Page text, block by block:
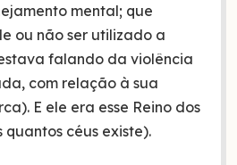
mental; que
ou não ser utilizado a
falando da violência
com relação à sua
E ele era esse Reino dos
quantos céus existe).